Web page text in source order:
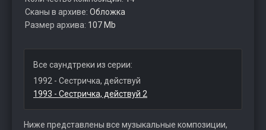
Сканы в архиве: Обложка
Размер архива: 107 Mb
Все саундтреки из серии:
1992 - Сестричка, действуй
1993 - Сестричка, действуй 2
Ниже представлены все музыкальные композиции,